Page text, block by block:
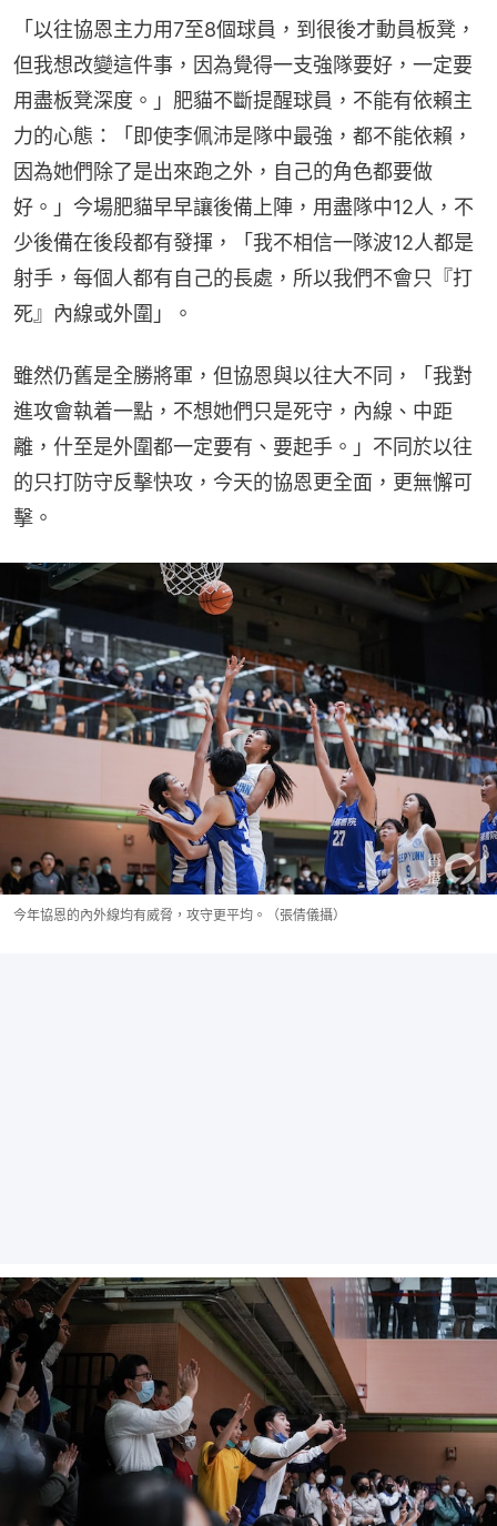
「以往協恩主力用7至8個球員，到很後才動員板凳，
但我想改變這件事，因為覺得一支強隊要好，一定要
用盡板凳深度。」肥貓不斷提醒球員，不能有依賴主
力的心態：「即使李佩沛是隊中最強，都不能依賴，
因為她們除了是出來跑之外，自己的角色都要做
好。」今場肥貓早早讓後備上陣，用盡隊中12人，不
少後備在後段都有發揮，「我不相信一隊波12人都是
射手，每個人都有自己的長處，所以我們不會只『打
死』內線或外圍」。
雖然仍舊是全勝將軍，但協恩與以往大不同，「我對
進攻會執着一點，不想她們只是死守，內線、中距
離，什至是外圍都一定要有、要起手。」不同於以往
的只打防守反擊快攻，今天的協恩更全面，更無懈可
擊。
今年協恩的內外線均有威脅，攻守更平均。（張倩儀攝）